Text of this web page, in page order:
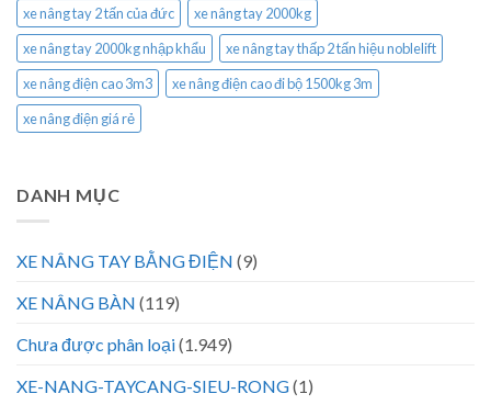
xe nâng tay 2 tấn của đức
xe nâng tay 2000kg
xe nâng tay 2000kg nhập khẩu
xe nâng tay thấp 2 tấn hiệu noblelift
xe nâng điện cao 3m3
xe nâng điện cao đi bộ 1500kg 3m
xe nâng điện giá rẻ
DANH MỤC
XE NÂNG TAY BẰNG ĐIỆN (9)
XE NÂNG BÀN (119)
Chưa được phân loại(1.949)
XE-NANG-TAYCANG-SIEU-RONG(1)